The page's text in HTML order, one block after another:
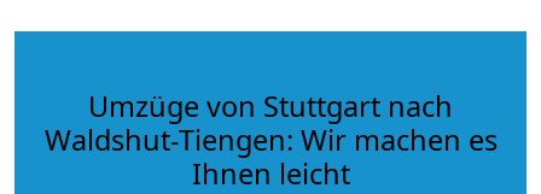
Umzüge von Stuttgart nach
Waldshut-Tiengen: Wir machen es
Ihnen leicht